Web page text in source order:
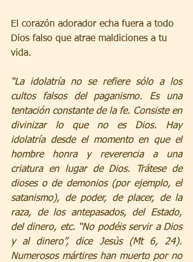
El corazón adorador echa fuera a todo
Dios falso que atrae maldiciones a tu
vida.
“La idolatría no se refiere sólo a los
cultos falsos del paganismo. Es una
tentación constante de la fe. Consiste en
divinizar lo que no es Dios. Hay
idolatría desde el momento en que el
hombre honra y reverencia a una
criatura en lugar de Dios. Trátese de
dioses o de demonios (por ejemplo, el
satanismo), de poder, de placer, de la
raza, de los antepasados, del Estado,
del dinero, etc. “No podéis servir a Dios
y al dinero”, dice Jesús (Mt 6, 24).
Numerosos mártires han muerto por no